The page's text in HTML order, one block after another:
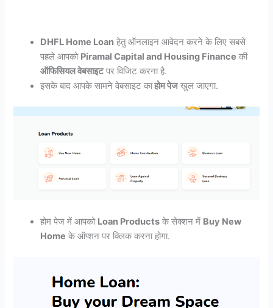
DHFL Home Loan हेतु ऑनलाइन आवेदन करने के लिए सबसे
पहले आपको Piramal Capital and Housing Finance की
ऑफिसियल वेबसाइटपर विजिट करना है.
इसके बाद आपके सामने वेबसाइट काहोम पेजखुल जाएगा.
होम पेज में आपको Loan Products के सेक्शन में Buy New
Home के ऑप्शन पर क्लिक करना होगा.